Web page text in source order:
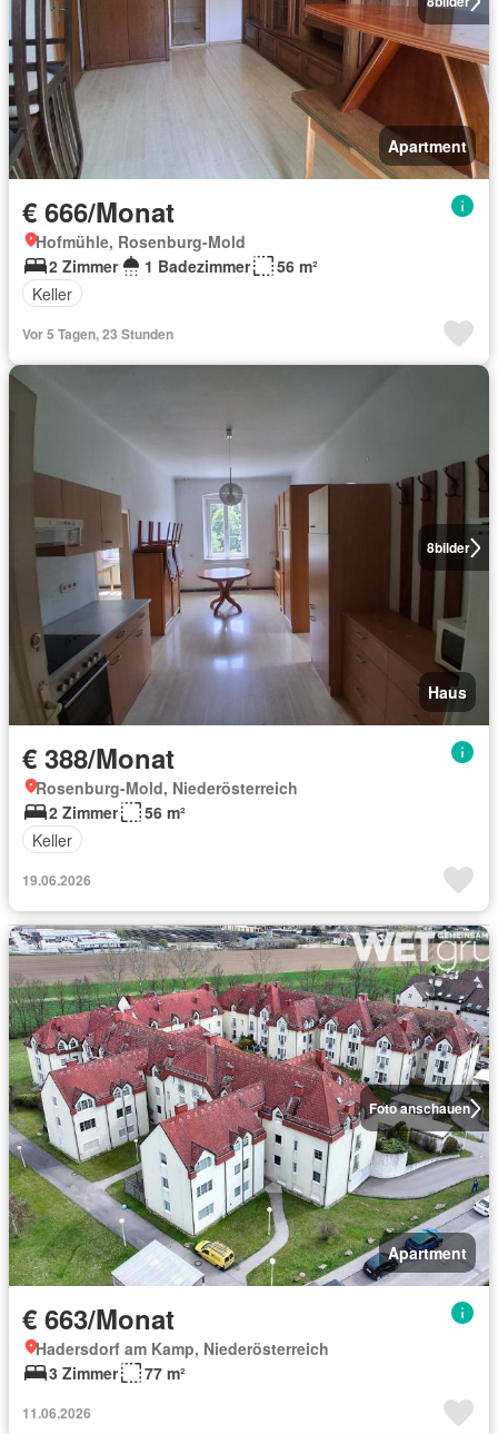
Apartment
€ 666/Monat
Hofmühle, Rosenburg-Mold
2 Zimmer
1 Badezimmer
56 m²
Keller
Vor 5 Tagen, 23 Stunden
8bilder
Haus
€ 388/Monat
Rosenburg-Mold, Niederösterreich
2 Zimmer
56 m²
Keller
19.06.2026
Foto anschauen
Apartment
€ 663/Monat
Hadersdorf am Kamp, Niederösterreich
3 Zimmer
77 m²
11.06.2026